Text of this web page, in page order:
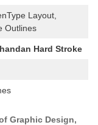
Layout,
Outlines
Hard Stroke
Graphic Design,